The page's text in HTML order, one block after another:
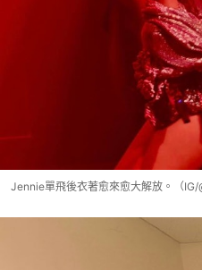
Jennie單飛後衣著愈來愈大解放。（IG/